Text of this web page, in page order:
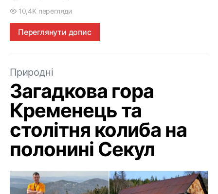
10,4K перегляди
Переглянути допис
Природні
Загадкова гора
Кременець та
столітня колиба на
полонині Секул